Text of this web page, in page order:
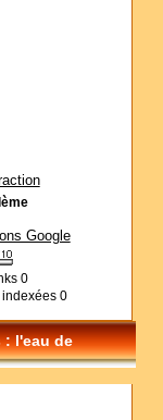
Google
0
indexées 0
: l'eau de